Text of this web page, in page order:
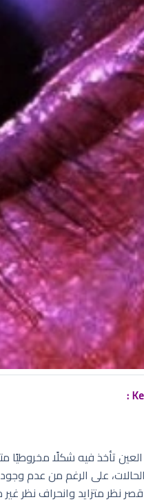
:
تأخذ فيه شكلًا مخروطيًا
على الرغم من عدم وجود
نظر متزايد وانحراف نظر